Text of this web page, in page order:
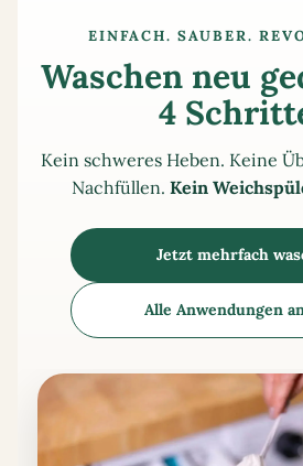
EINFACH. SAUBER.
Waschen neu
4
Kein schweres Heben. Keine
Nachfüllen. Kein
Jetzt mehrfach
Alle Anwendungen